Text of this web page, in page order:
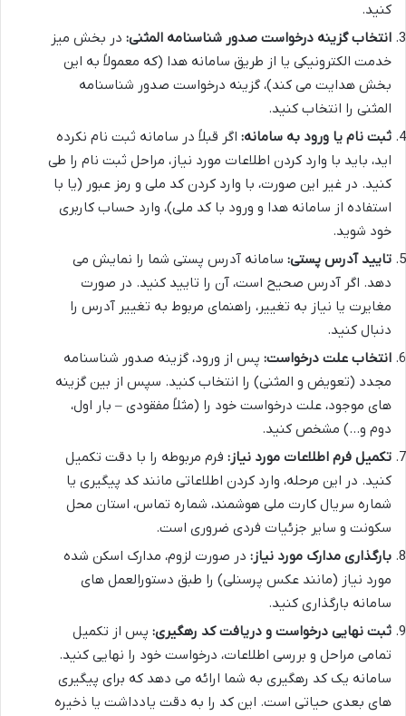
کنید.
انتخاب گزینه درخواست صدور شناسنامه المثنی: در بخش میز
خدمت الکترونیکی یا از طریق سامانه هدا (که معمولاً به این
بخش هدایت می کند)، گزینه درخواست صدور شناسنامه
المثنی را انتخاب کنید.
ثبت نام یا ورود به سامانه: اگر قبلاً در سامانه ثبت نام نکرده
اید، باید با وارد کردن اطلاعات مورد نیاز، مراحل ثبت نام را طی
کنید. در غیر این صورت، با وارد کردن کد ملی و رمز عبور (یا با
استفاده از سامانه هدا و ورود با کد ملی)، وارد حساب کاربری
خود شوید.
تایید آدرس پستی: سامانه آدرس پستی شما را نمایش می
دهد. اگر آدرس صحیح است، آن را تایید کنید. در صورت
مغایرت یا نیاز به تغییر، راهنمای مربوط به تغییر آدرس را
دنبال کنید.
انتخاب علت درخواست: پس از ورود، گزینه صدور شناسنامه
مجدد (تعویض و المثنی) را انتخاب کنید. سپس از بین گزینه
های موجود، علت درخواست خود را (مثلاً مفقودی – بار اول،
دوم و…) مشخص کنید.
تکمیل فرم اطلاعات مورد نیاز: فرم مربوطه را با دقت تکمیل
کنید. در این مرحله، وارد کردن اطلاعاتی مانند کد پیگیری یا
شماره سریال کارت ملی هوشمند، شماره تماس، استان محل
سکونت و سایر جزئیات فردی ضروری است.
بارگذاری مدارک مورد نیاز: در صورت لزوم، مدارک اسکن شده
مورد نیاز (مانند عکس پرسنلی) را طبق دستورالعمل های
سامانه بارگذاری کنید.
ثبت نهایی درخواست و دریافت کد رهگیری: پس از تکمیل
تمامی مراحل و بررسی اطلاعات، درخواست خود را نهایی کنید.
سامانه یک کد رهگیری به شما ارائه می دهد که برای پیگیری
های بعدی حیاتی است. این کد را به دقت یادداشت یا ذخیره